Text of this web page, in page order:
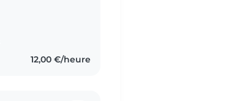
12,00 €/heure